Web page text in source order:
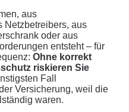
aus
Netzbetreibers, aus
oder aus
entsteht – für
Ohne korrekt
riskieren Sie
Fall
Versicherung, weil die
waren.